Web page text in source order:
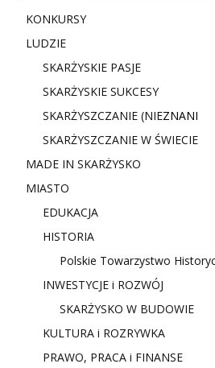
KONKURSY
LUDZIE
SKARŻYSKIE PASJE
SKARŻYSKIE SUKCESY
SKARŻYSZCZANIE (NIEZNANI
SKARŻYSZCZANIE W ŚWIECIE
MADE IN SKARŻYSKO
MIASTO
EDUKACJA
HISTORIA
Polskie Towarzystwo
INWESTYCJE i ROZWÓJ
SKARŻYSKO W BUDOWIE
KULTURA i ROZRYWKA
PRAWO, PRACA i FINANSE